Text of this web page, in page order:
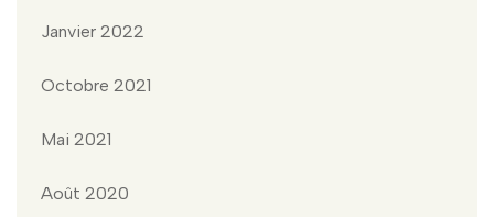
Janvier 2022
Octobre 2021
Mai 2021
Août 2020